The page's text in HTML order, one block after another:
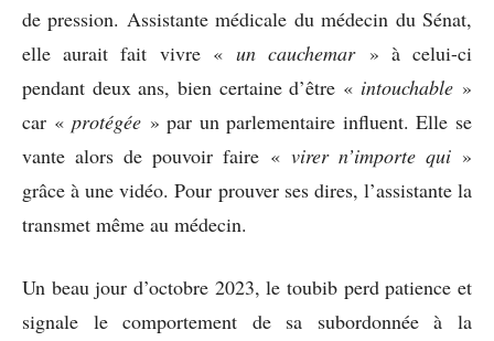
de pression. Assistante médicale du médecin du Sénat,
elle aurait fait vivre «un cauchemar» à celui-ci
pendant deux ans, bien certaine d’être «intouchable »
car «protégée » par un parlementaire influent. Elle se
vante alors de pouvoir faire « virer n’importe qui»
grâce à une vidéo. Pour prouver ses dires, l’assistante la
transmet même au médecin.
Un beau jour d’octobre 2023, le toubib perd patience et
signale le comportement de sa subordonnée à la